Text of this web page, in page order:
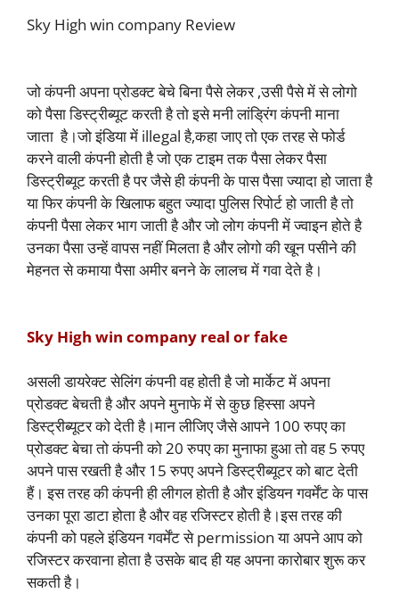
Sky High win company Review
जो कंपनी अपना प्रोडक्ट बेचे बिना पैसे लेकर ,उसी पैसे में से लोगो
को पैसा डिस्ट्रीब्यूट करती है तो इसे मनी लांड्रिंग कंपनी माना
जाता है।जो इंडिया में illegal है,कहा जाए तो एक तरह से फोर्ड
करने वाली कंपनी होती है जो एक टाइम तक पैसा लेकर पैसा
डिस्ट्रीब्यूट करती है पर जैसे ही कंपनी के पास पैसा ज्यादा हो जाता है
या फिर कंपनी के खिलाफ बहुत ज्यादा पुलिस रिपोर्ट हो जाती है तो
कंपनी पैसा लेकर भाग जाती है और जो लोग कंपनी में ज्वाइन होते है
उनका पैसा उन्हें वापस नहीं मिलता है और लोगो की खून पसीने की
मेहनत से कमाया पैसा अमीर बनने के लालच में गवा देते है।
Sky High win company real or fake
असली डायरेक्ट सेलिंग कंपनी वह होती है जो मार्केट में अपना
प्रोडक्ट बेचती है और अपने मुनाफे में से कुछ हिस्सा अपने
डिस्ट्रीब्यूटर को देती है।मान लीजिए जैसे आपने 100 रुपए का
प्रोडक्ट बेचा तो कंपनी को 20 रुपए का मुनाफा हुआ तो वह 5 रुपए
अपने पास रखती है और 15 रुपए अपने डिस्ट्रीब्यूटर को बाट देती
हैं। इस तरह की कंपनी ही लीगल होती है और इंडियन गवर्मेंट के पास
उनका पूरा डाटा होता है और वह रजिस्टर होती है।इस तरह की
कंपनी को पहले इंडियन गवर्मेंट से permission या अपने आप को
रजिस्टर करवाना होता है उसके बाद ही यह अपना कारोबार शुरू कर
सकती है।